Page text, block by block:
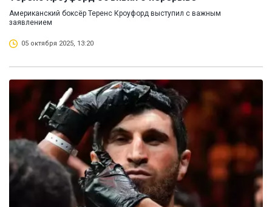
Американский боксёр Теренс Кроуфорд выступил с важным
заявлением
05 октября 2025, 13:20